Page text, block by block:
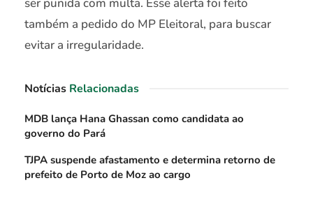
também a pedido do MP Eleitoral, para buscar
evitar a irregularidade.
Notícias Relacionadas
MDB lança Hana Ghassan como candidata ao
governo do Pará
TJPA suspende afastamento e determina retorno de
prefeito de Porto de Moz ao cargo